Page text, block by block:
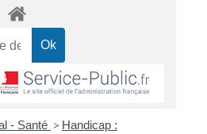
- Santé > Handicap :